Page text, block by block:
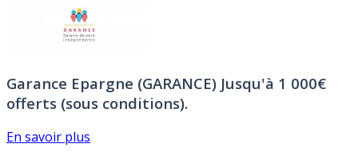
Garance Epargne (GARANCE) Jusqu'à 1 000€
offerts (sous conditions).
En savoir plus